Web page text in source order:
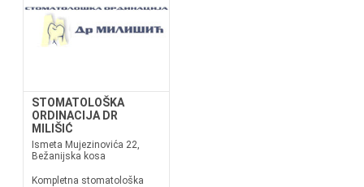
STOMATOLOŠKA
ORDINACIJA DR
MILIŠIĆ
Ismeta Mujezinovića 22,
Bežanijska kosa
Kompletna stomatološka